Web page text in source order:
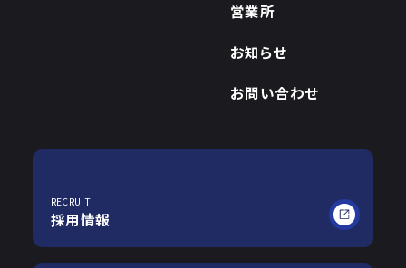
営業所
お知らせ
お問い合わせ
RECRUIT
採用情報